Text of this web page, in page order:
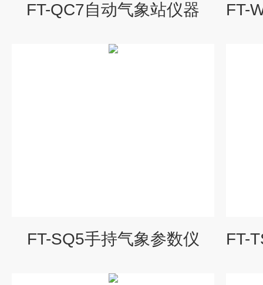
FT-QC7自动气象站仪器
FT-SQ5手持气象参数仪